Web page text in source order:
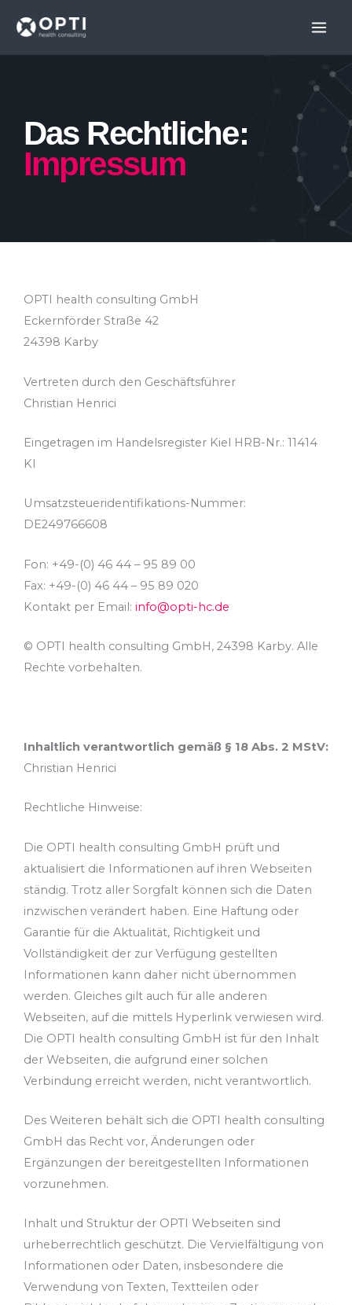
content
Das Rechtliche:
Impressum
OPTI health consulting GmbH
Eckernförder Straße 42
24398 Karby
Vertreten durch den Geschäftsführer
Christian Henrici
Eingetragen im Handelsregister Kiel HRB-Nr.: 11414
KI
Umsatzsteueridentifikations-Nummer:
DE249766608
Fon: +49-(0) 46 44 – 95 89 00
Fax: +49-(0) 46 44 – 95 89 020
Kontakt per Email: info@opti-hc.de
© OPTI health consulting GmbH, 24398 Karby. Alle
Rechte vorbehalten.
Inhaltlich verantwortlich gemäß § 18 Abs. 2 MStV:
Christian Henrici
Rechtliche Hinweise:
Die OPTI health consulting GmbH prüft und
aktualisiert die Informationen auf ihren Webseiten
ständig. Trotz aller Sorgfalt können sich die Daten
inzwischen verändert haben. Eine Haftung oder
Garantie für die Aktualität, Richtigkeit und
Vollständigkeit der zur Verfügung gestellten
Informationen kann daher nicht übernommen
werden. Gleiches gilt auch für alle anderen
Webseiten, auf die mittels Hyperlink verwiesen wird.
Die OPTI health consulting GmbH ist für den Inhalt
der Webseiten, die aufgrund einer solchen
Verbindung erreicht werden, nicht verantwortlich.
Des Weiteren behält sich die OPTI health consulting
GmbH das Recht vor, Änderungen oder
Ergänzungen der bereitgestellten Informationen
vorzunehmen.
Inhalt und Struktur der OPTI Webseiten sind
urheberrechtlich geschützt. Die Vervielfältigung von
Informationen oder Daten, insbesondere die
Verwendung von Texten, Textteilen oder